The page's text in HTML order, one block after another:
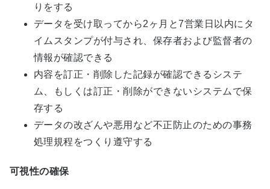
りをする
データを受け取ってから2ヶ月と7営業日以内にタ
イムスタンプが付与され、保存者および監督者の
情報が確認できる
内容を訂正・削除した記録が確認できるシステ
ム、もしくは訂正・削除ができないシステムで保
存する
データの改ざんや悪用など不正防止のための事務
処理規程をつくり遵守する
可視性の確保